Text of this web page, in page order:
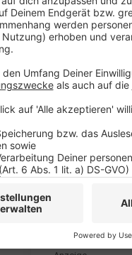
"How Love